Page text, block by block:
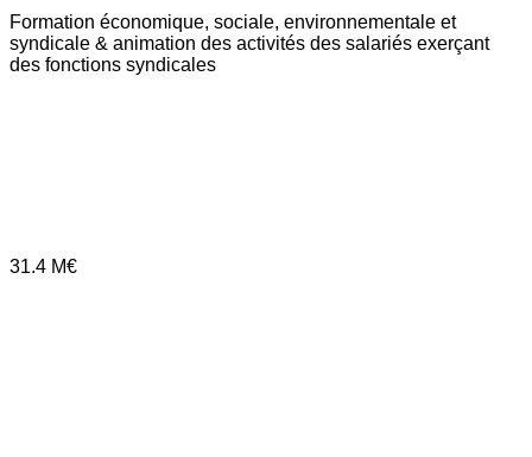
Formation économique, sociale, environnementale et
syndicale & animation des activités des salariés exerçant
des fonctions syndicales
31.4 M€